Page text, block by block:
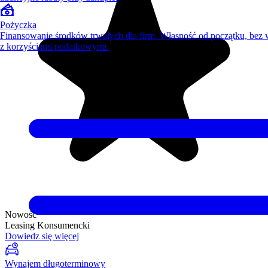
Nowość
Leasing Konsumencki
Dowiedz się więcej
Wynajem długoterminowy
Pożyczka
Finansowanie środków trwałych dla firm. Własność od początku, bez
z korzyściami podatkowymi.